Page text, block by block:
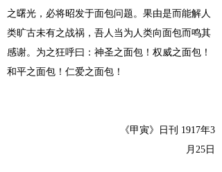
之曙光，必将昭发于面包问题。果由是而能解人
类旷古未有之战祸，吾人当为人类向面包而鸣其
感谢。为之狂呼曰：神圣之面包！权威之面包！
和平之面包！仁爱之面包！
《甲寅》日刊 1917年3
月25日